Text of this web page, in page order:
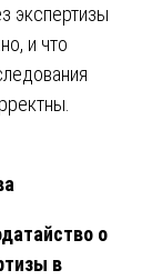
экспертизы
и что
о
в